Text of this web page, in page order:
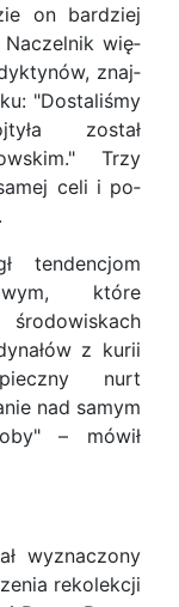
on bardziej
Naczelnik wię­
znaj­
"Dostaliśmy
został
Trzy
celi i po­
tendencjom
które
z kurii
nurt
nad samym
– mówił
wyznaczony
rekolekcji